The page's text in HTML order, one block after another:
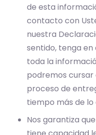
de esta
contacto con
nuestra
sentido, tenga en
toda la
podremos
proceso de
tiempo más de lo
Nos garantiza